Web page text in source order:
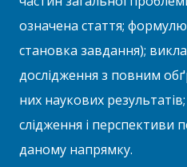
означена стаття;
становка завдання);
дослідження з повним
них наукових
слідження і перспективи
даному напрямку.